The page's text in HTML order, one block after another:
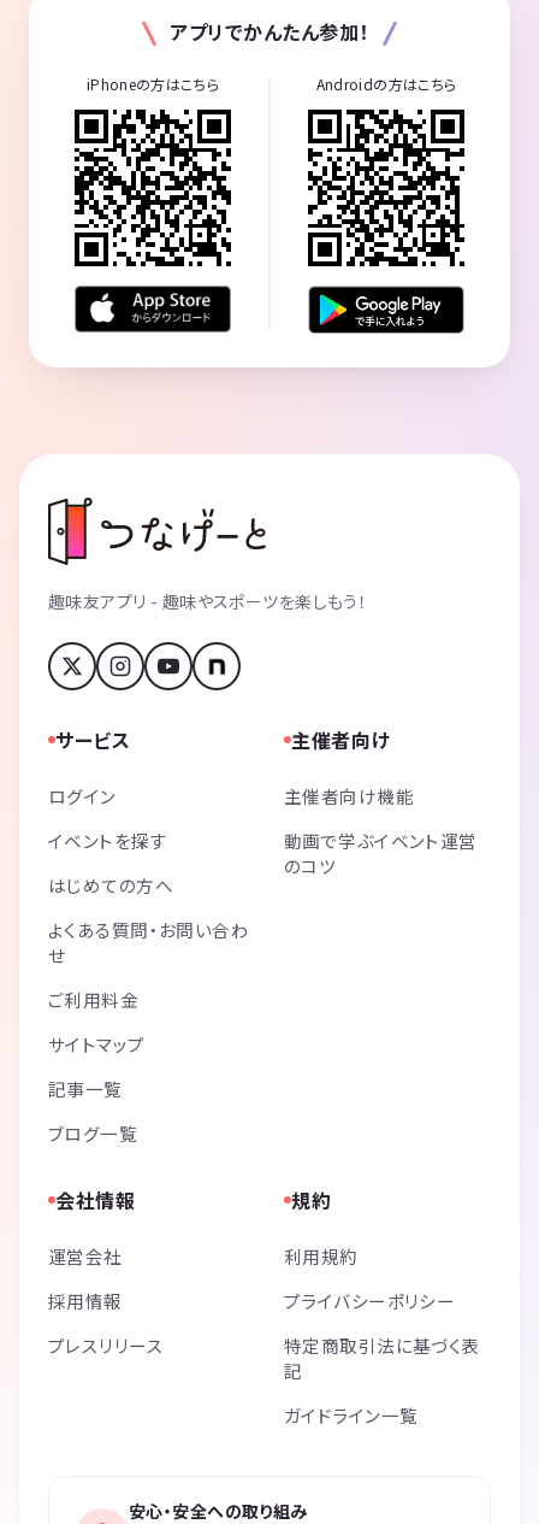
アプリでかんたん参加！
iPhoneの方はこちら Androidの方はこちら
趣味友アプリ - 趣味やスポーツを楽しもう！
サービス
ログイン
イベントを探す
はじめての方へ
よくある質問・お問い合わ
せ
ご利用料金
サイトマップ
記事一覧
ブログ一覧
主催者向け
主催者向け機能
動画で学ぶイベント運営
のコツ
会社情報
運営会社
採用情報
プレスリリース
規約
利用規約
プライバシーポリシー
特定商取引法に基づく表
記
ガイドライン一覧
安心・安全への取り組み